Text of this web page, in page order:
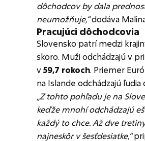
dôchodcov by dala
neumožňuje,“dodáva
Pracujúci dôchodcovia
Slovensko patrí medzi
skoro. Muži odchádzajú v
v59,7 rokoch. Priemer
na Islande odchádzajú
„Z tohto pohľadu je na
keďže mnohí odchádzajú
každý to chce. Až dve
najneskôr v šesťdesiatke,“